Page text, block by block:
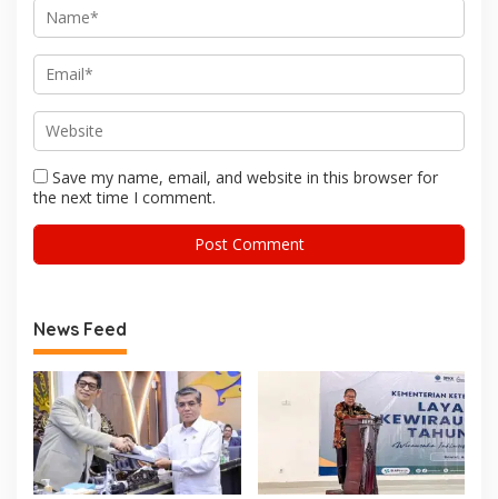
Save my name, email, and website in this browser for
the next time I comment.
News Feed